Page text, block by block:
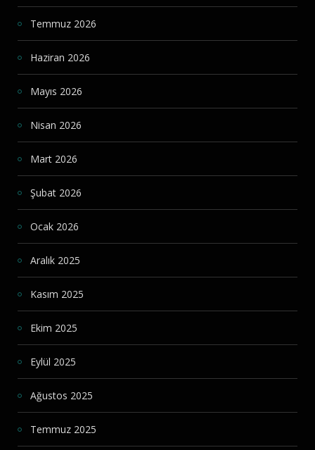
Temmuz 2026
Haziran 2026
Mayıs 2026
Nisan 2026
Mart 2026
Şubat 2026
Ocak 2026
Aralık 2025
Kasım 2025
Ekim 2025
Eylül 2025
Ağustos 2025
Temmuz 2025